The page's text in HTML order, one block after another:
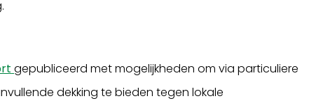
gepubliceerd met mogelijkheden om via particuliere
dekking te bieden tegen lokale